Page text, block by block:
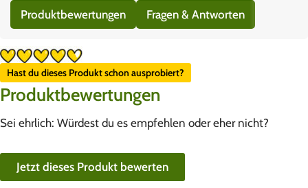
Produktbewertungen Fragen & Antworten
Hast du dieses Produkt schon ausprobiert?
Produktbewertungen
Sei ehrlich: Würdest du es empfehlen oder eher nicht?
Jetzt dieses Produkt bewerten